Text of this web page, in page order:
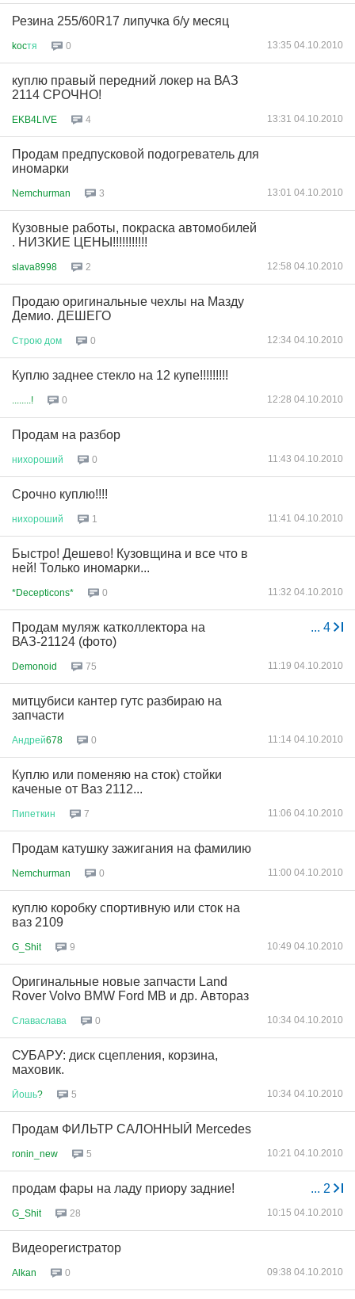
Резина 255/60R17 липучка б/у месяц
kocтя 0 13:35 04.10.2010
куплю правый передний локер на ВАЗ
2114 СРОЧНО!
EKB4LIVE 4 13:31 04.10.2010
Продам предпусковой подогреватель для
иномарки
Nemchurman 3 13:01 04.10.2010
Кузовные работы, покраска автомобилей
. НИЗКИЕ ЦЕНЫ!!!!!!!!!!!
slava8998 2 12:58 04.10.2010
Продаю оригинальные чехлы на Мазду
Демио. ДЕШЕГО
Строю дом 0 12:34 04.10.2010
Куплю заднее стекло на 12 купе!!!!!!!!!
........! 0 12:28 04.10.2010
Продам на разбор
нихороший 0 11:43 04.10.2010
Срочно куплю!!!!
нихороший 1 11:41 04.10.2010
Быстро! Дешево! Кузовщина и все что в
ней! Только иномарки...
*Decepticons* 0 11:32 04.10.2010
... 4
Продам муляж катколлектора на
ВАЗ-21124 (фото)
Demonoid 75 11:19 04.10.2010
митцубиси кантер гутс разбираю на
запчасти
Андрей678 0 11:14 04.10.2010
Куплю или поменяю на сток) стойки
каченые от Ваз 2112...
Пипеткин 7 11:06 04.10.2010
Продам катушку зажигания на фамилию
Nemchurman 0 11:00 04.10.2010
куплю коробку спортивную или сток на
ваз 2109
G_Shit 9 10:49 04.10.2010
Оригинальные новые запчасти Land
Rover Volvo BMW Ford MB и др. Автораз
Славаслава 0 10:34 04.10.2010
СУБАРУ: диск сцепления, корзина,
маховик.
Йошь? 5 10:34 04.10.2010
Продам ФИЛЬТР САЛОННЫЙ Mercedes
ronin_new 5 10:21 04.10.2010
... 2
продам фары на ладу приору задние!
G_Shit 28 10:15 04.10.2010
Видеорегистратор
Alkan 0 09:38 04.10.2010